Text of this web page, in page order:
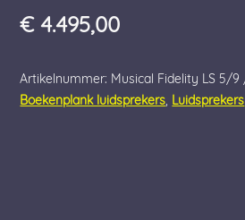
€4.495,00
Artikelnummer: Musical Fidelity LS 5/9
Boekenplank luidsprekers, Luidsprekers